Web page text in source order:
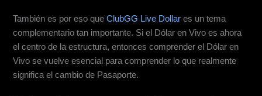
También es por eso queClubGG Live Dollares un tema
complementario tan importante. Si el Dólar en Vivo es ahora
el centro de la estructura, entonces comprender el Dólar en
Vivo se vuelve esencial para comprender lo que realmente
significa el cambio de Pasaporte.